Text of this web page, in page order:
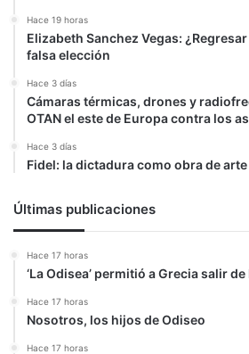
Hace 19 horas
Elizabeth Sanchez Vegas:
falsa elección
Hace 3 días
Cámaras térmicas, drones y
OTAN el este de Europa contra los
Hace 3 días
Fidel: la dictadura como obra de arte
Últimas publicaciones
Hace 17 horas
‘La Odisea’ permitió a Grecia salir
Hace 17 horas
Nosotros, los hijos de Odiseo
Hace 17 horas